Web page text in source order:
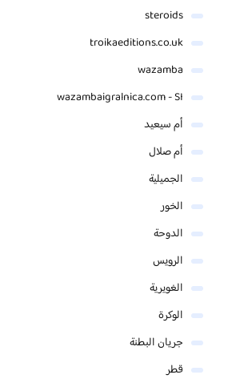
steroids
troikaeditions.co.uk
wazamba
wazambaigralnica.com - SI
أم سيعيد
أم صلال
الجميلية
الخور
الدوحة
الرويس
الغويرية
الوكرة
جريان البطنة
قطر